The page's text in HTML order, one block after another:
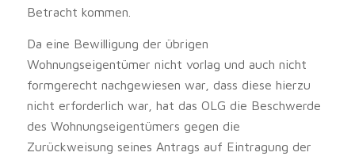
Betracht kommen.
Da eine Bewilligung der übrigen
Wohnungseigentümer nicht vorlag und auch nicht
formgerecht nachgewiesen war, dass diese hierzu
nicht erforderlich war, hat das OLG die Beschwerde
des Wohnungseigentümers gegen die
Zurückweisung seines Antrags auf Eintragung der